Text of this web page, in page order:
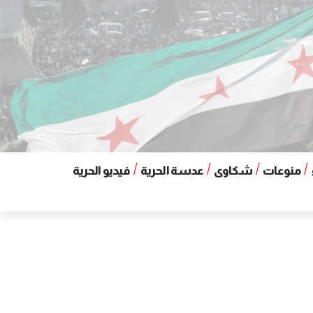
منوعات شكاوى عدسة الحرية فيديو الحرية